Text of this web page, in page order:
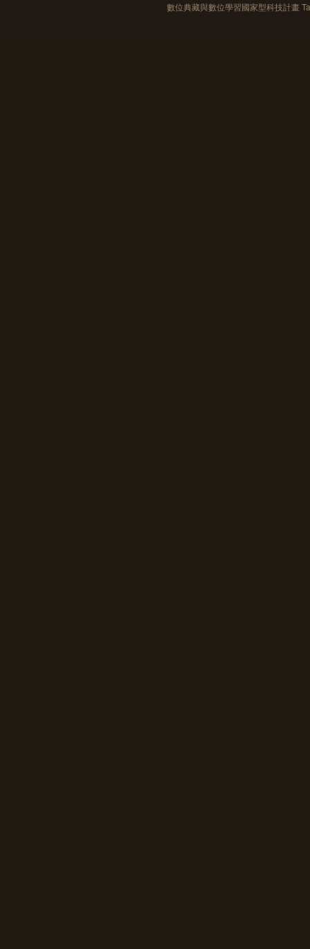
數位典藏與數位學習國家型科技計畫